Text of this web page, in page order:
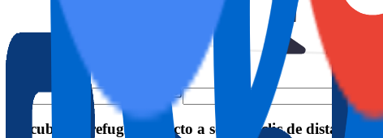
Descubre tu refugio perfecto a solo un clic de distancia.